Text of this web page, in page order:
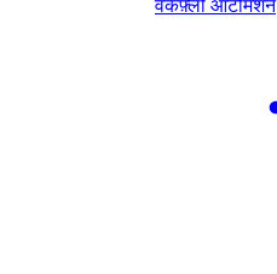
वर्कफ़्लो ऑटोमेशन